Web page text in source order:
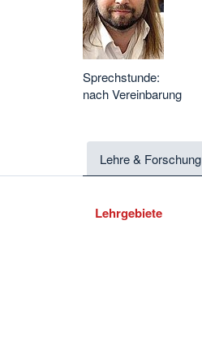
Sprechstunde:
nach Vereinbarung
Lehre & Forschung
Lehrgebiete